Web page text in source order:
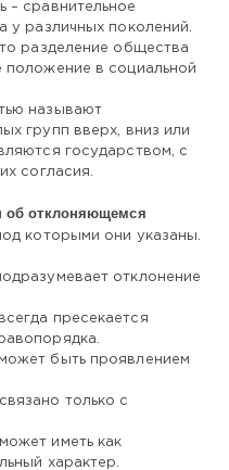
– сравнительное
у различных поколений.
разделение общества
в социальной
называют
групп вверх, вниз или
государством, с
согласия.
об отклоняющемся
которыми они указаны.
отклонение
пресекается
быть проявлением
только с
иметь как
характер.